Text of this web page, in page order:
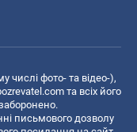
числі фото- та відео-),
та всіх його
письмового дозволу